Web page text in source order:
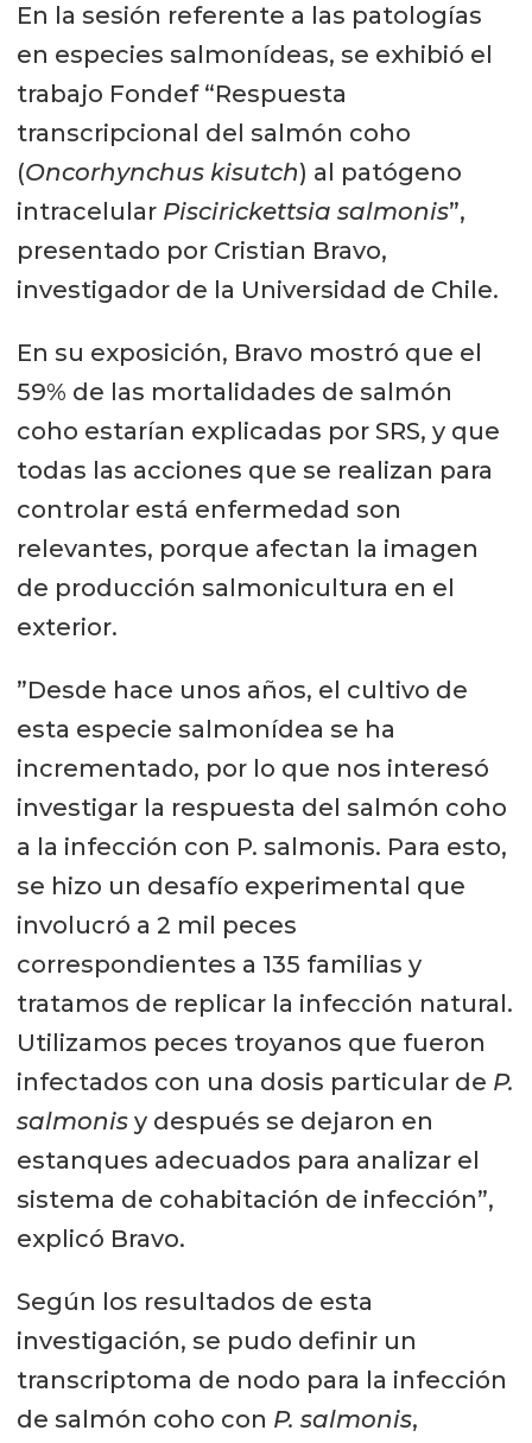
En la sesión referente a las patologías
en especies salmonídeas, se exhibió el
trabajo Fondef “Respuesta
transcripcional del salmón coho
(Oncorhynchus kisutch) al patógeno
intracelular Piscirickettsia salmonis”,
presentado por Cristian Bravo,
investigador de la Universidad de Chile.
En su exposición, Bravo mostró que el
59% de las mortalidades de salmón
coho estarían explicadas por SRS, y que
todas las acciones que se realizan para
controlar está enfermedad son
relevantes, porque afectan la imagen
de producción salmonicultura en el
exterior.
”Desde hace unos años, el cultivo de
esta especie salmonídea se ha
incrementado, por lo que nos interesó
investigar la respuesta del salmón coho
a la infección con P. salmonis. Para esto,
se hizo un desafío experimental que
involucró a 2 mil peces
correspondientes a 135 familias y
tratamos de replicar la infección natural.
Utilizamos peces troyanos que fueron
infectados con una dosis particular de P.
salmonis y después se dejaron en
estanques adecuados para analizar el
sistema de cohabitación de infección”,
explicó Bravo.
Según los resultados de esta
investigación, se pudo definir un
transcriptoma de nodo para la infección
de salmón coho con P. salmonis,